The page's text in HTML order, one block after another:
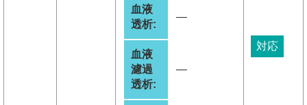
血液
透析:
―
血液
濾過
透析:
―
対応